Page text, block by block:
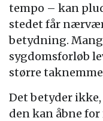
tempo – kan
stedet får
betydning.
sygdomsforløb
større
Det betyder ikke,
den kan åbne